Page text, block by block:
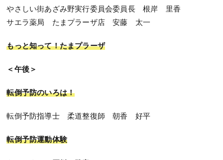
やさしい街あざみ野実行委員会委員長 根岸 里香
サエラ薬局 たまプラーザ店 安藤 太一
もっと知って！たまプラーザ
＜午後＞
転倒予防のいろは！
転倒予防指導士 柔道整復師 朝香 好平
転倒予防運動体験